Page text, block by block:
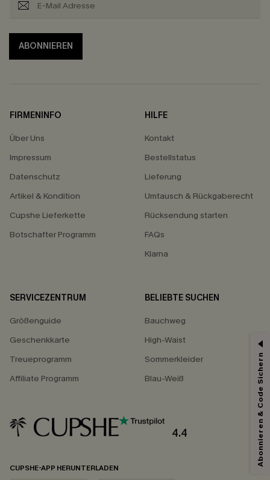
ABONNIEREN
FIRMENINFO
Über Uns
Impressum
Datenschutz
Artikel & Kondition
Cupshe Lieferkette
Botschafter Programm
HILFE
Kontakt
Bestellstatus
Lieferung
Umtausch & Rückgaberecht
Rücksendung starten
FAQs
Klarna
SERVICEZENTRUM
Größenguide
Geschenkkarte
Treueprogramm
Affiliate Programm
BELIEBTE SUCHEN
Bauchweg
High-Waist
Sommerkleider
Blau-Weiß
4.4
CUPSHE-APP HERUNTERLADEN
Abonnieren & Code Sichern